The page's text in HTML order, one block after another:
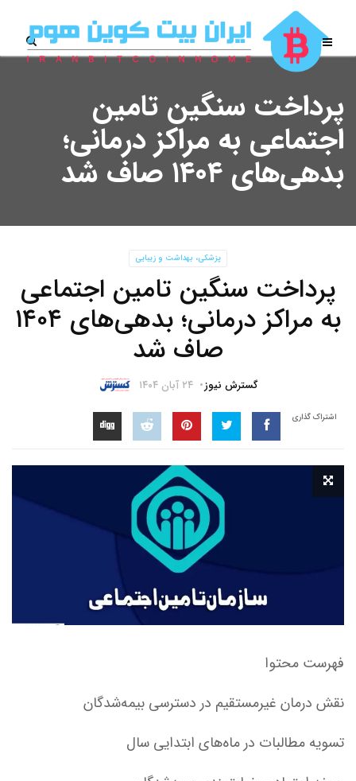
پرداخت سنگین تامین‌
اجتماعی به مراکز درمانی؛
بدهی‌های ۱۴۰۴ صاف شد
پزشکی، بهداشت و زیبایی
پرداخت سنگین تامین‌ اجتماعی
به مراکز درمانی؛ بدهی‌های ۱۴۰۴
صاف شد
گسترش نیوز ۲۴ آبان ۱۴۰۴
اشتراک گذاری
فهرست محتوا
نقش درمان غیرمستقیم در دسترسی بیمه‌شدگان
تسویه مطالبات در ماه‌های ابتدایی سال